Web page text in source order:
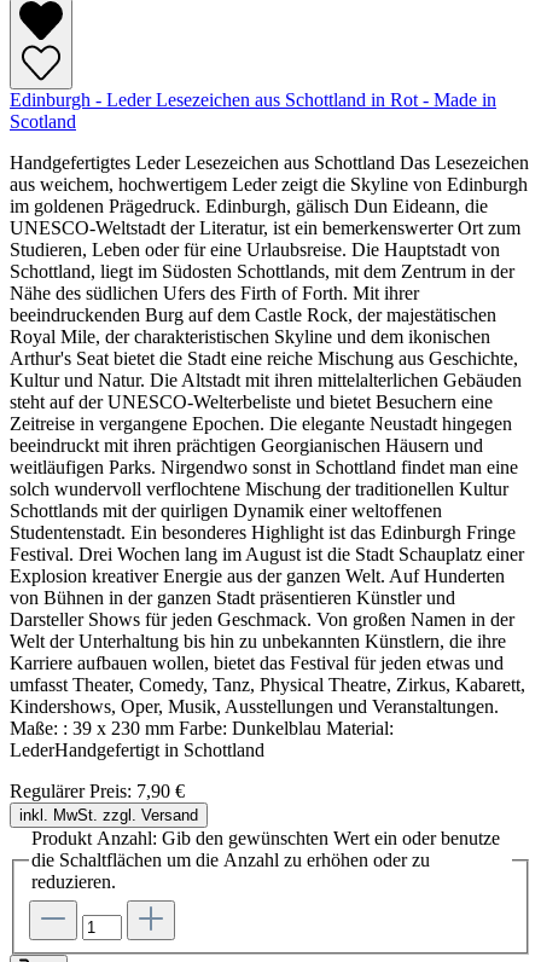
Edinburgh - Leder Lesezeichen aus Schottland in Rot - Made in
Scotland
Handgefertigtes Leder Lesezeichen aus Schottland Das Lesezeichen
aus weichem, hochwertigem Leder zeigt die Skyline von Edinburgh
im goldenen Prägedruck. Edinburgh, gälisch Dun Eideann, die
UNESCO-Weltstadt der Literatur, ist ein bemerkenswerter Ort zum
Studieren, Leben oder für eine Urlaubsreise. Die Hauptstadt von
Schottland, liegt im Südosten Schottlands, mit dem Zentrum in der
Nähe des südlichen Ufers des Firth of Forth. Mit ihrer
beeindruckenden Burg auf dem Castle Rock, der majestätischen
Royal Mile, der charakteristischen Skyline und dem ikonischen
Arthur's Seat bietet die Stadt eine reiche Mischung aus Geschichte,
Kultur und Natur. Die Altstadt mit ihren mittelalterlichen Gebäuden
steht auf der UNESCO-Welterbeliste und bietet Besuchern eine
Zeitreise in vergangene Epochen. Die elegante Neustadt hingegen
beeindruckt mit ihren prächtigen Georgianischen Häusern und
weitläufigen Parks. Nirgendwo sonst in Schottland findet man eine
solch wundervoll verflochtene Mischung der traditionellen Kultur
Schottlands mit der quirligen Dynamik einer weltoffenen
Studentenstadt. Ein besonderes Highlight ist das Edinburgh Fringe
Festival. Drei Wochen lang im August ist die Stadt Schauplatz einer
Explosion kreativer Energie aus der ganzen Welt. Auf Hunderten
von Bühnen in der ganzen Stadt präsentieren Künstler und
Darsteller Shows für jeden Geschmack. Von großen Namen in der
Welt der Unterhaltung bis hin zu unbekannten Künstlern, die ihre
Karriere aufbauen wollen, bietet das Festival für jeden etwas und
umfasst Theater, Comedy, Tanz, Physical Theatre, Zirkus, Kabarett,
Kindershows, Oper, Musik, Ausstellungen und Veranstaltungen.
Maße: : 39 x 230 mm Farbe: Dunkelblau Material:
LederHandgefertigt in Schottland
Regulärer Preis: 7,90 €
inkl. MwSt. zzgl. Versand
Produkt Anzahl: Gib den gewünschten Wert ein oder benutze
die Schaltflächen um die Anzahl zu erhöhen oder zu
reduzieren.